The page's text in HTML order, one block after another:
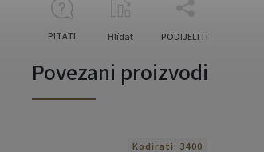
PITATI Hlídat PODIJELITI
Povezani proizvodi
Kodirati: 3400